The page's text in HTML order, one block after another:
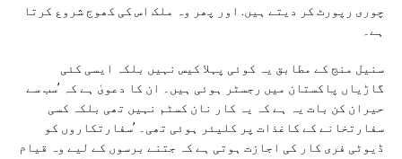
چوری رپورٹ کر دیتے ہیں. اور پھر وہ ملک اس کی کھوج شروع کرتا
ہے۔
سنیل منج کے مطابق یہ کوئی پہلا کیس نہیں بلکہ ایسی کئی
گاڑیاں پاکستان میں رجسٹر ہوئی ہیں۔ ان کا دعویٰ ہے کہ ’سب سے
حیران کن بات یہ ہے کہ یہ کار نان کسٹم نہیں تھی بلکہ کسی
سفارتخانے کے کاغذات پر کلیئر ہوئی تھی۔ ’سفارتکاروں کو
ڈیوٹی فری کار کی اجازت ہوتی ہے کہ جتنے برسوں کے لیے وہ قیام